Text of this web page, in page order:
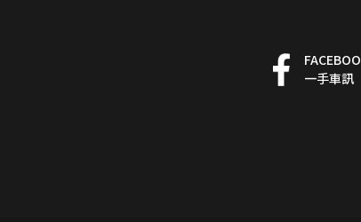
一手車訊